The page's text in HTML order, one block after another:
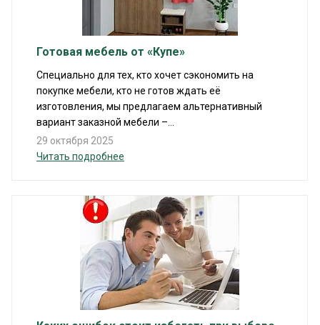
Готовая мебель от «Купе»
Специально для тех, кто хочет сэкономить на
покупке мебели, кто не готов ждать её
изготовления, мы предлагаем альтернативный
вариант заказной мебели –...
29 октября 2025
Читать подробнее